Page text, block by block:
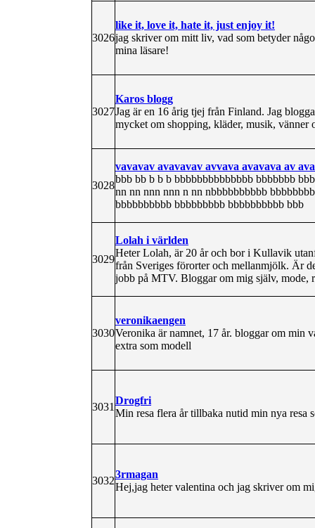
3026
like it, love it, hate it, just enjoy it!
jag skriver om mitt liv, vad som betyder
mina läsare!
3027
Karos blogg
Jag är en 16 årig tjej från Finland. Jag
mycket om shopping, kläder, musik, vänner
3028
vavavav avavavav avvava avavava av ava
bbb bb b b b bbbbbbbbbbbbbb bbbbbbb
nn nn nnn nnn n nn nbbbbbbbbbb
bbbbbbbbbb bbbbbbbbb bbbbbbbbbb bbb
3029
Lolah i världen
Heter Lolah, är 20 år och bor i Kullavik
från Sveriges förorter och mellanmjölk. Är
jobb på MTV. Bloggar om mig själv, mode,
3030
veronikaengen
Veronika är namnet, 17 år. bloggar om min
extra som modell
3031
Drogfri
Min resa flera år tillbaka nutid min nya resa
3032
3rmagan
Hej,jag heter valentina och jag skriver om